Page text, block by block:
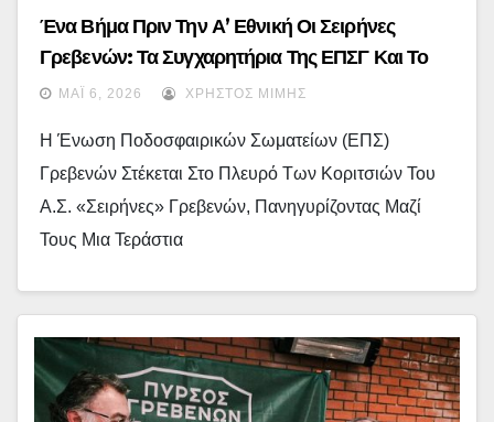
Ένα Βήμα Πριν Την Α’ Εθνική Οι Σειρήνες
Γρεβενών: Τα Συγχαρητήρια Της ΕΠΣΓ Και Το
Μεγάλο Κάλεσμα Για Το Μπαράζ Ανόδου
ΜΆΙ 6, 2026 ΧΡΉΣΤΟΣ ΜΊΜΗΣ
Η Ένωση Ποδοσφαιρικών Σωματείων (ΕΠΣ)
Γρεβενών Στέκεται Στο Πλευρό Των Κοριτσιών Του
Α.Σ. «Σειρήνες» Γρεβενών, Πανηγυρίζοντας Μαζί
Τους Μια Τεράστια